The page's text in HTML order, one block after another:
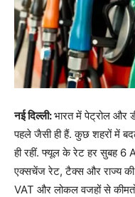
नई दिल्ली:भारत में पेट्रोल और
पहले जैसी ही हैं. कुछ शहरों में
ही रहीं. फ्यूल के रेट हर सुबह
एक्सचेंज रेट, टैक्स और राज्य
VAT और लोकल वजहों से कीमतों